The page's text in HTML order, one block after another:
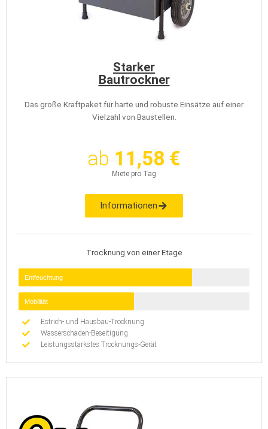
Starker
Bautrockner
Das große Kraftpaket für harte und robuste Einsätze auf einer
Vielzahl von Baustellen.
ab 11,58 €
Miete pro Tag
Informationen
Trocknung von einer Etage
Entfeuchtung
Mobilität
Estrich- und Hausbau-Trocknung
Wasserschaden-Beseitigung
Leistungsstärkstes Trocknungs-Gerät